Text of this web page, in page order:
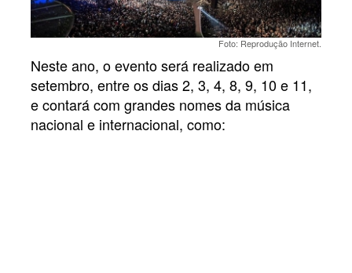
Foto: Reprodução Internet.
Neste ano, o evento será realizado em
setembro, entre os dias 2, 3, 4, 8, 9, 10 e 11,
e contará com grandes nomes da música
nacional e internacional, como: